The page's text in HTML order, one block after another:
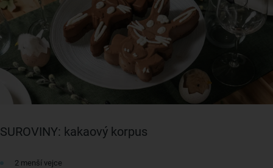
SUROVINY: kakaový korpus
2 menší vejce